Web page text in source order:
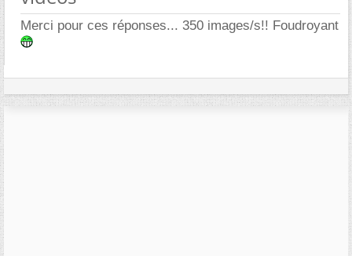
Merci pour ces réponses... 350 images/s!! Foudroyant